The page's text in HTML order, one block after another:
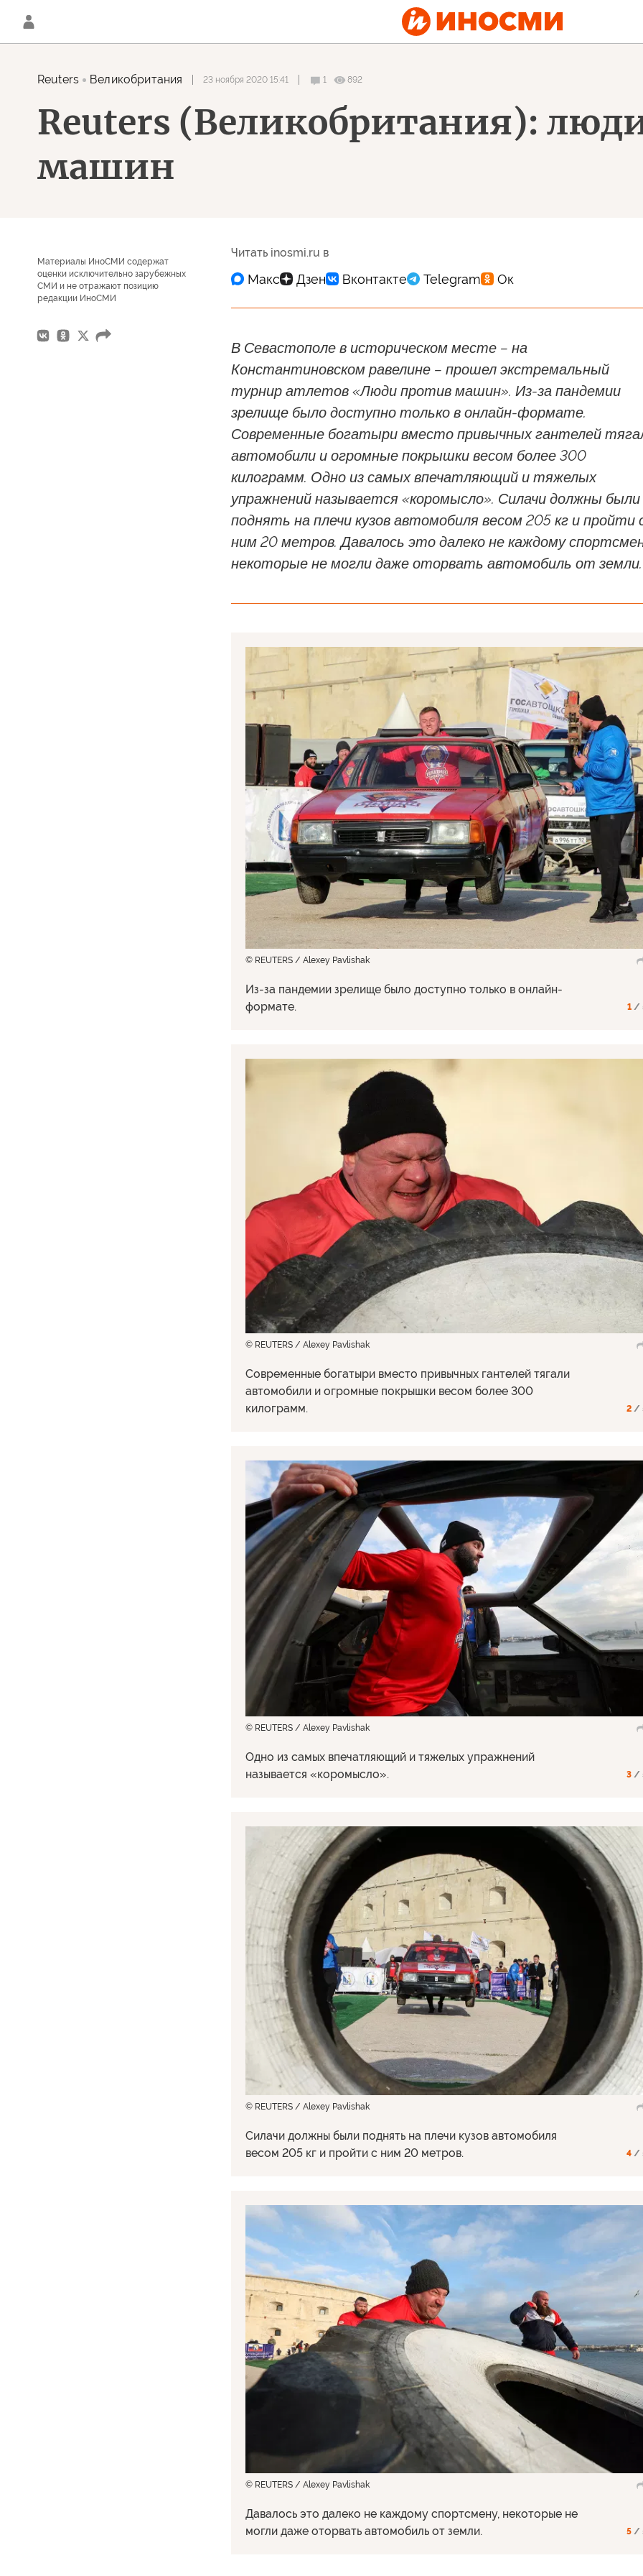
Reuters Великобритания 23 ноября 2020 15:41 1 892
Reuters (Великобритания):
машин
Материалы ИноСМИ содержат
оценки исключительно зарубежных
СМИ и не отражают позицию
редакции ИноСМИ
Читать inosmi.ru в
В Севастополе в историческом месте – на
Константиновском равелине – прошел экстремальный
турнир атлетов «Люди против машин». Из-за пандемии
зрелище было доступно только в онлайн-формате.
Современные богатыри вместо привычных гантелей
автомобили и огромные покрышки весом более 300
килограмм. Одно из самых впечатляющий и тяжелых
упражнений называется «коромысло». Силачи должны были
поднять на плечи кузов автомобиля весом 205 кг и пройти
ним 20 метров. Давалось это далеко не каждому
некоторые не могли даже оторвать автомобиль от земли.
© REUTERS / Alexey Pavlishak
Из-за пандемии зрелище было доступно только в онлайн-
формате.
1 /
© REUTERS / Alexey Pavlishak
Современные богатыри вместо привычных гантелей тягали
автомобили и огромные покрышки весом более 300
килограмм.
2 /
© REUTERS / Alexey Pavlishak
Одно из самых впечатляющий и тяжелых упражнений
называется «коромысло».
3 /
© REUTERS / Alexey Pavlishak
Силачи должны были поднять на плечи кузов автомобиля
весом 205 кг и пройти с ним 20 метров.
4 /
© REUTERS / Alexey Pavlishak
Давалось это далеко не каждому спортсмену, некоторые не
могли даже оторвать автомобиль от земли.
5 /